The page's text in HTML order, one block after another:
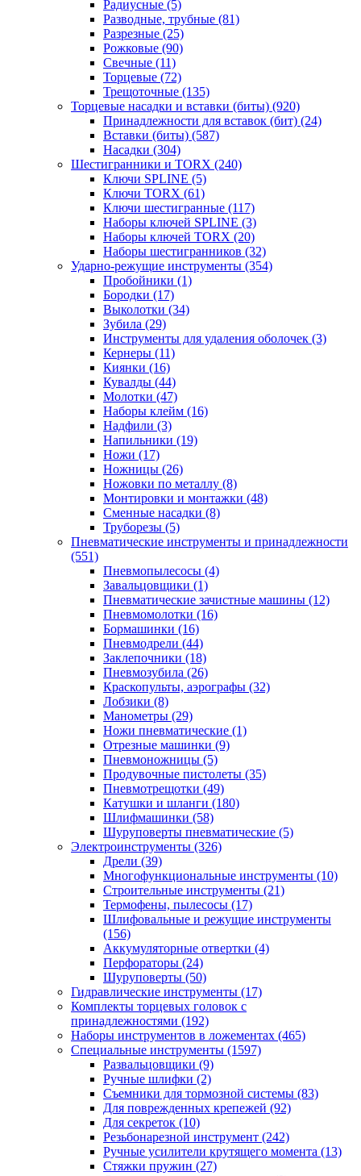
Радиусные (5)
Разводные, трубные (81)
Разрезные (25)
Рожковые (90)
Свечные (11)
Торцевые (72)
Трещоточные (135)
Торцевые насадки и вставки (биты) (920)
Принадлежности для вставок (бит) (24)
Вставки (биты) (587)
Насадки (304)
Шестигранники и TORX (240)
Ключи SPLINE (5)
Ключи TORX (61)
Ключи шестигранные (117)
Наборы ключей SPLINE (3)
Наборы ключей TORX (20)
Наборы шестигранников (32)
Ударно-режущие инструменты (354)
Пробойники (1)
Бородки (17)
Выколотки (34)
Зубила (29)
Инструменты для удаления оболочек (3)
Кернеры (11)
Киянки (16)
Кувалды (44)
Молотки (47)
Наборы клейм (16)
Надфили (3)
Напильники (19)
Ножи (17)
Ножницы (26)
Ножовки по металлу (8)
Монтировки и монтажки (48)
Сменные насадки (8)
Труборезы (5)
Пневматические инструменты и принадлежности
(551)
Пневмопылесосы (4)
Завальцовщики (1)
Пневматические зачистные машины (12)
Пневмомолотки (16)
Бормашинки (16)
Пневмодрели (44)
Заклепочники (18)
Пневмозубила (26)
Краскопульты, аэрографы (32)
Лобзики (8)
Манометры (29)
Ножи пневматические (1)
Отрезные машинки (9)
Пневмоножницы (5)
Продувочные пистолеты (35)
Пневмотрещотки (49)
Катушки и шланги (180)
Шлифмашинки (58)
Шуруповерты пневматические (5)
Электроинструменты (326)
Дрели (39)
Многофункциональные инструменты (10)
Строительные инструменты (21)
Термофены, пылесосы (17)
Шлифовальные и режущие инструменты
(156)
Аккумуляторные отвертки (4)
Перфораторы (24)
Шуруповерты (50)
Гидравлические инструменты (17)
Комплекты торцевых головок с
принадлежностями (192)
Наборы инструментов в ложементах (465)
Специальные инструменты (1597)
Развальцовщики (9)
Ручные шлифки (2)
Съемники для тормозной системы (83)
Для поврежденных крепежей (92)
Для секреток (10)
Резьбонарезной инструмент (242)
Ручные усилители крутящего момента (13)
Стяжки пружин (27)